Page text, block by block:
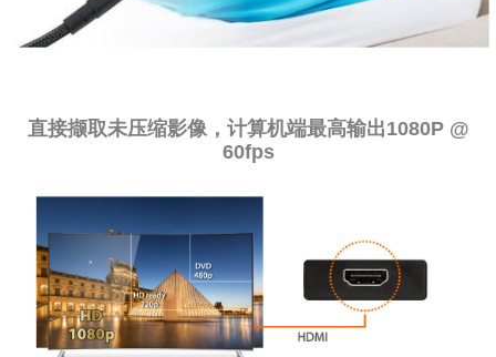
直接撷取未压缩影像，计算机端最高输出1080P @
60fps